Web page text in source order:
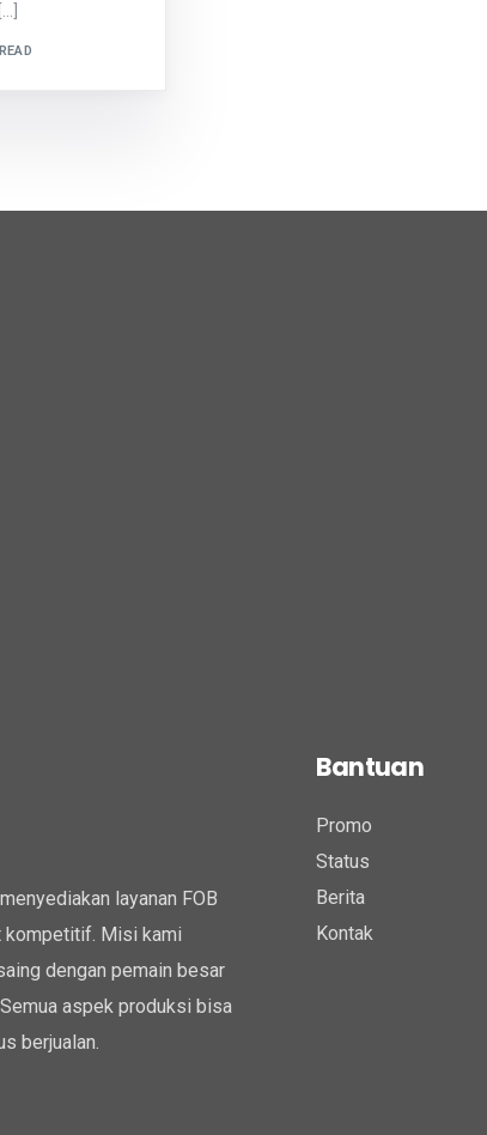
layanan FOB
kompetitif. Misi kami
dengan pemain besar
aspek produksi bisa
berjualan.
Bantuan
Promo
Status
Berita
Kontak